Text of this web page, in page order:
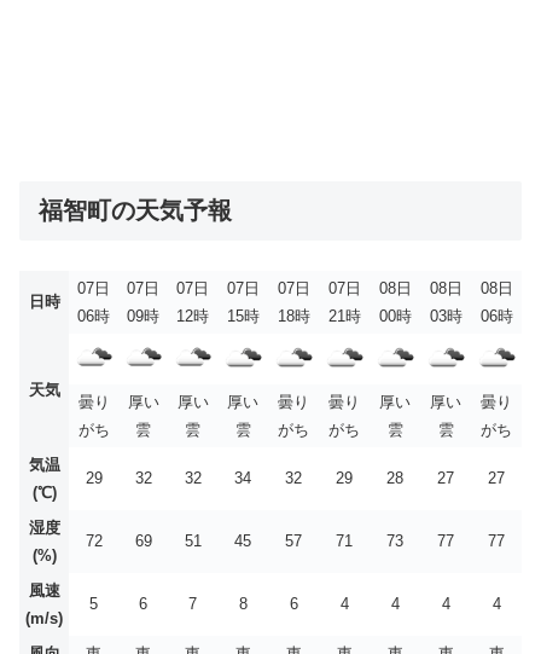
福智町の天気予報
日時
07日
06時
07日
09時
07日
12時
07日
15時
07日
18時
07日
21時
08日
00時
08日
03時
08日
06時
天気
曇り
がち
厚い
雲
厚い
雲
厚い
雲
曇り
がち
曇り
がち
厚い
雲
厚い
雲
曇り
がち
気温
(℃)
29 32 32 34 32 29 28 27 27
湿度
(%)
72 69 51 45 57 71 73 77 77
風速
(m/s)
5 6 7 8 6 4 4 4 4